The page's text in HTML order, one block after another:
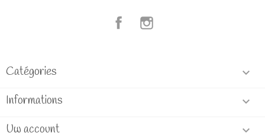
Facebook
Catégories 
Informations 
Uw account 